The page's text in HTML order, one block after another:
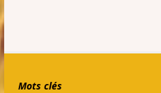
Mots clés